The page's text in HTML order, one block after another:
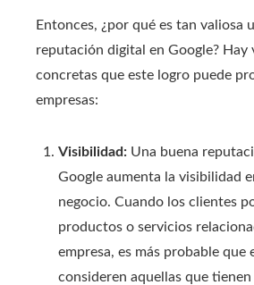
Entonces, ¿por qué es tan valiosa
reputación digital en Google? Hay
concretas que este logro puede
empresas:
Visibilidad: Una buena
Google aumenta la visibilidad
negocio. Cuando los clientes
productos o servicios
empresa, es más probable que
consideren aquellas que tienen